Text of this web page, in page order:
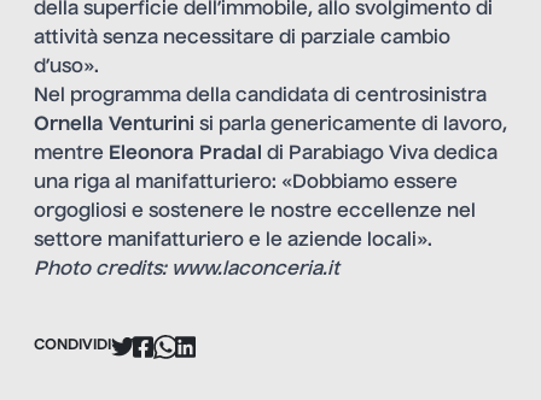
della superficie dell’immobile, allo svolgimento di
attività senza necessitare di parziale cambio
d’uso».
Nel programma della candidata di centrosinistra
Ornella Venturini si parla genericamente di lavoro,
mentre Eleonora Pradal di Parabiago Viva dedica
una riga al manifatturiero: «Dobbiamo essere
orgogliosi e sostenere le nostre eccellenze nel
settore manifatturiero e le aziende locali».
Photo credits: www.laconceria.it
CONDIVIDI